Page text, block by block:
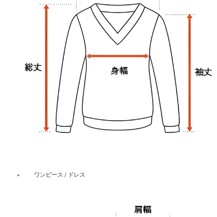
ワンピース / ドレス